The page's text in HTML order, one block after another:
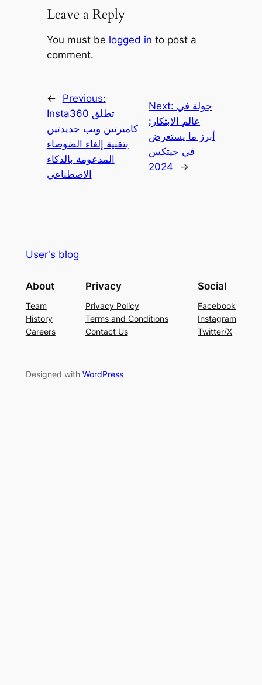
Leave a Reply
You must be logged in to post a
comment.
←
Previous:
Insta360 تطلق
كاميرتين ويب جديدتين
بتقنية إلغاء الضوضاء
المدعومة بالذكاء
الاصطناعي
Next: جولة في
عالم الابتكار:
أبرز ما يستعرض
في جيتكس
2024
→
User's blog
About
Team
History
Careers
Privacy
Privacy Policy
Terms and Conditions
Contact Us
Social
Facebook
Instagram
Twitter/X
Designed with WordPress